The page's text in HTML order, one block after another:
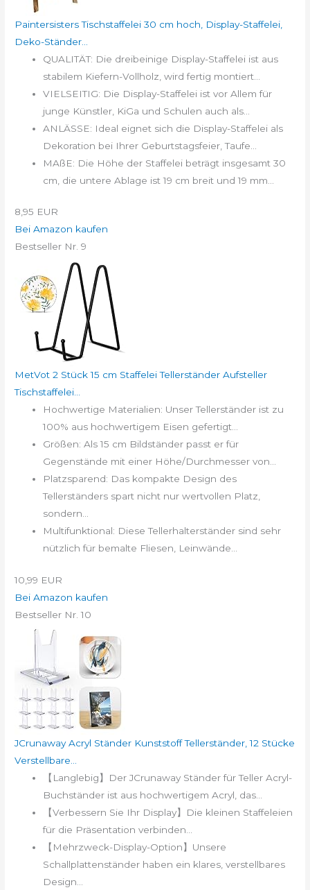
Paintersisters Tischstaffelei 30 cm hoch, Display-Staffelei,
Deko-Ständer...
QUALITÄT: Die dreibeinige Display-Staffelei ist aus
stabilem Kiefern-Vollholz, wird fertig montiert...
VIELSEITIG: Die Display-Staffelei ist vor Allem für
junge Künstler, KiGa und Schulen auch als...
ANLÄSSE: Ideal eignet sich die Display-Staffelei als
Dekoration bei Ihrer Geburtstagsfeier, Taufe...
MAßE: Die Höhe der Staffelei beträgt insgesamt 30
cm, die untere Ablage ist 19 cm breit und 19 mm...
8,95 EUR
Bei Amazon kaufen
Bestseller Nr. 9
MetVot 2 Stück 15 cm Staffelei Tellerständer Aufsteller
Tischstaffelei...
Hochwertige Materialien: Unser Tellerständer ist zu
100% aus hochwertigem Eisen gefertigt...
Größen: Als 15 cm Bildständer passt er für
Gegenstände mit einer Höhe/Durchmesser von...
Platzsparend: Das kompakte Design des
Tellerständers spart nicht nur wertvollen Platz,
sondern...
Multifunktional: Diese Tellerhalterständer sind sehr
nützlich für bemalte Fliesen, Leinwände...
10,99 EUR
Bei Amazon kaufen
Bestseller Nr. 10
JCrunaway Acryl Ständer Kunststoff Tellerständer, 12 Stücke
Verstellbare...
【Langlebig】Der JCrunaway Ständer für Teller Acryl-
Buchständer ist aus hochwertigem Acryl, das...
【Verbessern Sie Ihr Display】Die kleinen Staffeleien
für die Präsentation verbinden...
【Mehrzweck-Display-Option】Unsere
Schallplattenständer haben ein klares, verstellbares
Design...